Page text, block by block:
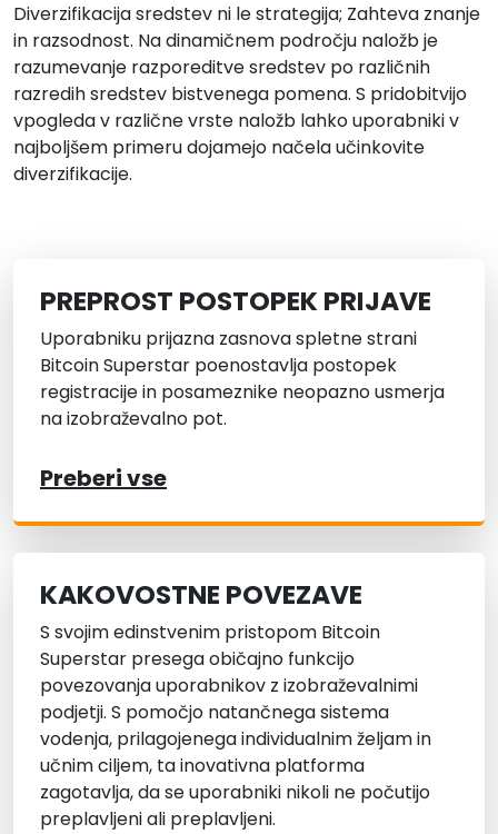
Diverzifikacija sredstev ni le strategija; Zahteva znanje
in razsodnost. Na dinamičnem področju naložb je
razumevanje razporeditve sredstev po različnih
razredih sredstev bistvenega pomena. S pridobitvijo
vpogleda v različne vrste naložb lahko uporabniki v
najboljšem primeru dojamejo načela učinkovite
diverzifikacije.
PREPROST POSTOPEK PRIJAVE
Uporabniku prijazna zasnova spletne strani
Bitcoin Superstar poenostavlja postopek
registracije in posameznike neopazno usmerja
na izobraževalno pot.
Preberi vse
KAKOVOSTNE POVEZAVE
S svojim edinstvenim pristopom Bitcoin
Superstar presega običajno funkcijo
povezovanja uporabnikov z izobraževalnimi
podjetji. S pomočjo natančnega sistema
vodenja, prilagojenega individualnim željam in
učnim ciljem, ta inovativna platforma
zagotavlja, da se uporabniki nikoli ne počutijo
preplavljeni ali preplavljeni.